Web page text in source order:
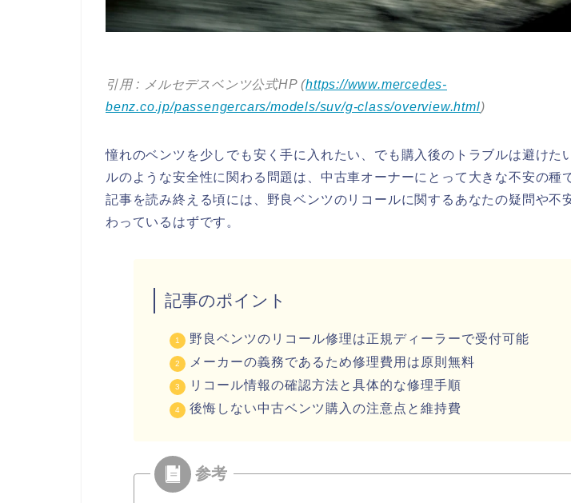
引用 : メルセデスベンツ公式HP (https://www.mercedes-
benz.co.jp/passengercars/models/suv/g-class/overview.html)
憧れのベンツを少しでも安く手に入れたい、でも購入後のトラブルは避けた
ルのような安全性に関わる問題は、中古車オーナーにとって大きな不安の種
記事を読み終える頃には、野良ベンツのリコールに関するあなたの疑問や不
わっているはずです。
記事のポイント
野良ベンツのリコール修理は正規ディーラーで受付可能
メーカーの義務であるため修理費用は原則無料
リコール情報の確認方法と具体的な修理手順
後悔しない中古ベンツ購入の注意点と維持費